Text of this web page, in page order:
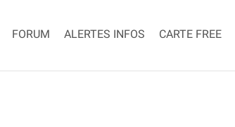
FORUM ALERTES INFOS CARTE FREE